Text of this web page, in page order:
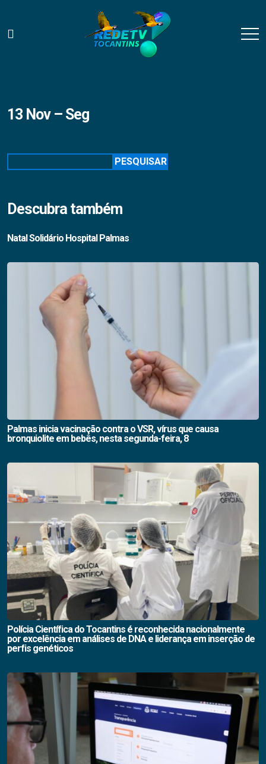
13 Nov – Seg
PESQUISAR
Descubra também
Natal Solidário Hospital Palmas
Palmas inicia vacinação contra o VSR, vírus que causa
bronquiolite em bebês, nesta segunda-feira, 8
Polícia Científica do Tocantins é reconhecida nacionalmente
por excelência em análises de DNA e liderança em inserção de
perfis genéticos